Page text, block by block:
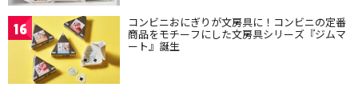
16 コンビニおにぎりが文房具に！コンビニの定番
商品をモチーフにした文房具シリーズ『ジムマ
ート』誕生